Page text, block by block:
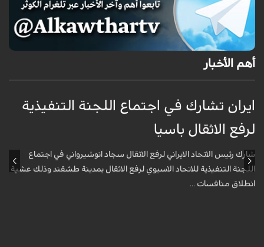
أهم الأخبار
ايران تشارك في اجتماع اللجنة التنفيذية
لرفع الاثقال باسيا
شارك رئيس الاتحاد الايراني لرفع الاثقال سجاد انوشيرواني في اجتماع
اللجنة التنفيذية للاتحاد الاسيوي لرفع الاثقال بمدينة طشقند وذلك عشية
انطلاق منافسات ...